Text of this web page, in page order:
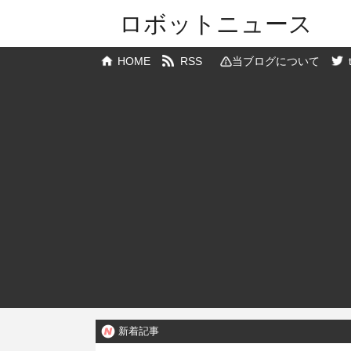
ロボットニュース
HOME RSS 当ブログについて
新着記事